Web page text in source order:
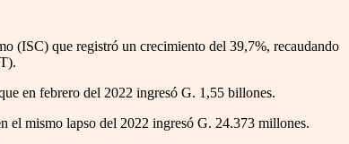
(ISC) que registró un crecimiento del 39,7%, recaudando
en febrero del 2022 ingresó G. 1,55 billones.
el mismo lapso del 2022 ingresó G. 24.373 millones.